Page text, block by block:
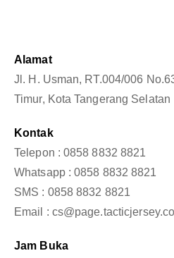
Alamat
Jl. H. Usman, RT.004/006
Timur, Kota Tangerang Selatan
Kontak
Telepon : 0858 8832 8821
Whatsapp : 0858 8832 8821
SMS : 0858 8832 8821
Email :
Jam Buka